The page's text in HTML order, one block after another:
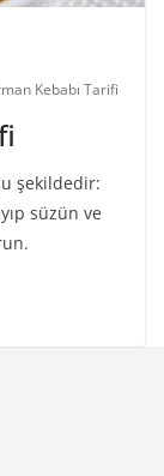
Kebabı Tarifi
şekildedir:
süzün ve